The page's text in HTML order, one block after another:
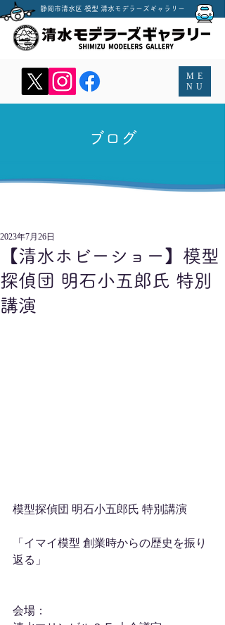
MENU
​静岡市清水区 模型 清水モデラーズギャラリー
ME
NU
​ブログ
【清水ホビーショー】模型
探偵団 明石小五郎氏 特別
講演
2023年7月26日
模型探偵団 明石小五郎氏 特別講演
「イマイ模型 創業時からの歴史を振り
返る」
会場：